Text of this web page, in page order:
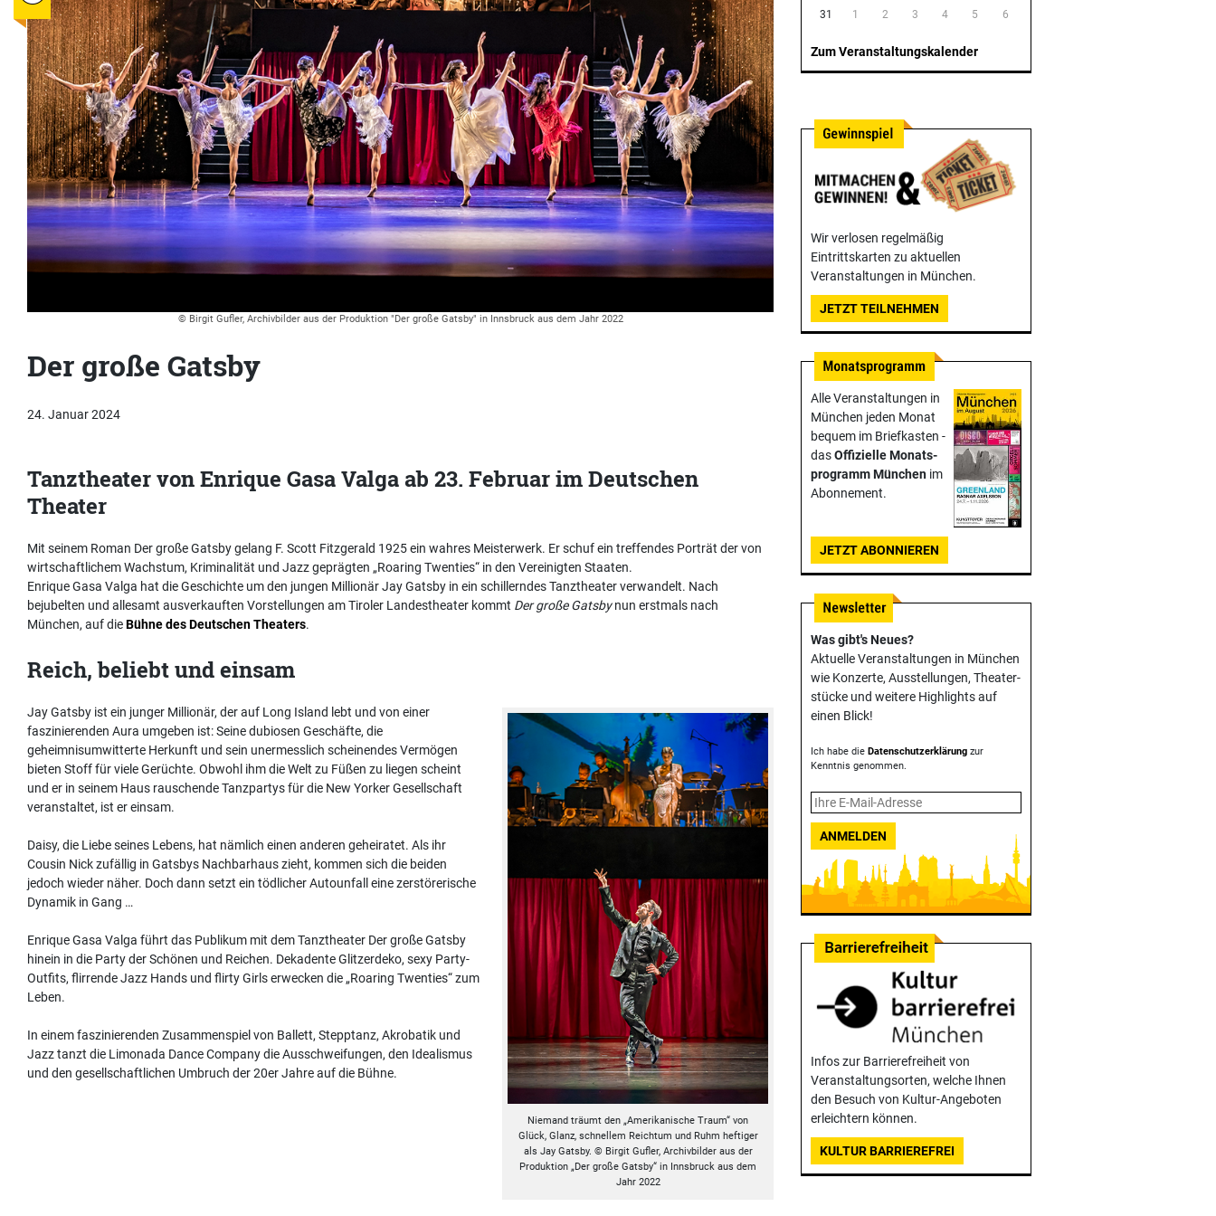
© Birgit Gufler, Archivbilder aus der Produktion "Der große Gatsby" in Innsbruck aus dem Jahr 2022
Der große Gatsby
24. Januar 2024
Tanztheater von Enrique Gasa Valga ab 23. Februar im Deutschen
Theater
Mit seinem Roman Der große Gatsby gelang F. Scott Fitzgerald 1925 ein wahres Meisterwerk. Er schuf ein treffendes Porträt der von
wirtschaftlichem Wachstum, Kriminalität und Jazz geprägten „Roaring Twenties“ in den Vereinigten Staaten.
Enrique Gasa Valga hat die Geschichte um den jungen Millionär Jay Gatsby in ein schillerndes Tanztheater verwandelt. Nach
bejubelten und allesamt ausverkauften Vorstellungen am Tiroler Landestheater kommt Der große Gatsbynun erstmals nach
München, auf dieBühne des Deutschen Theaters.
Reich, beliebt und einsam
Niemand träumt den „Amerikanische Traum“ von
Glück, Glanz, schnellem Reichtum und Ruhm heftiger
als Jay Gatsby. © Birgit Gufler, Archivbilder aus der
Produktion „Der große Gatsby“ in Innsbruck aus dem
Jahr 2022
Jay Gatsby ist ein junger Millionär, der auf Long Island lebt und von einer
faszinierenden Aura umgeben ist: Seine dubiosen Geschäfte, die
geheimnisumwitterte Herkunft und sein unermesslich scheinendes Vermögen
bieten Stoff für viele Gerüchte. Obwohl ihm die Welt zu Füßen zu liegen scheint
und er in seinem Haus rauschende Tanzpartys für die New Yorker Gesellschaft
veranstaltet, ist er einsam.
Daisy, die Liebe seines Lebens, hat nämlich einen anderen geheiratet. Als ihr
Cousin Nick zufällig in Gatsbys Nachbarhaus zieht, kommen sich die beiden
jedoch wieder näher. Doch dann setzt ein tödlicher Autounfall eine zerstörerische
Dynamik in Gang …
Enrique Gasa Valga führt das Publikum mit dem Tanztheater Der große Gatsby
hinein in die Party der Schönen und Reichen. Dekadente Glitzerdeko, sexy Party-
Outfits, flirrende Jazz Hands und flirty Girls erwecken die „Roaring Twenties“ zum
Leben.
In einem faszinierenden Zusammenspiel von Ballett, Stepptanz, Akrobatik und
Jazz tanzt die Limonada Dance Company die Ausschweifungen, den Idealismus
und den gesellschaftlichen Umbruch der 20er Jahre auf die Bühne.
31 1 2 3 4 5 6
Zum Veranstaltungskalender
Wir verlosen regelmäßig
Eintrittskarten zu aktuellen
Veranstaltungen in München.
JETZT TEILNEHMEN
Alle Veranstaltungen in
München jeden Monat
bequem im Briefkasten -
dasOffizielle Monats­
programm München im
Abonnement.
JETZT ABONNIEREN
Was gibt's Neues?
Aktuelle Veranstaltungen in München
wie Konzerte, Ausstellungen, Theater­
stücke und weitere Highlights auf
einen Blick!
Ich habe die Datenschutzerklärung zur
Kenntnis genommen.
ANMELDEN
Infos zur Barrierefreiheit von
Veranstaltungsorten, welche Ihnen
den Besuch von Kultur-Angeboten
erleichtern können.
KULTUR BARRIEREFREI